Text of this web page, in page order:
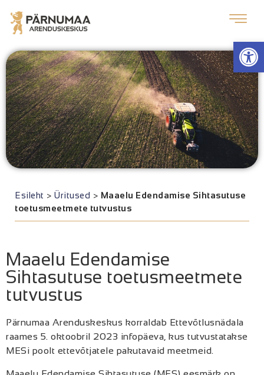
Esileht > Üritused > Maaelu Edendamise Sihtasutuse
toetusmeetmete tutvustus
Maaelu Edendamise
Sihtasutuse toetusmeetmete
tutvustus
Pärnumaa Arenduskeskus korraldab Ettevõtlusnädala
raames 5. oktoobril 2023 infopäeva, kus tutvustatakse
MESi poolt ettevõtjatele pakutavaid meetmeid.